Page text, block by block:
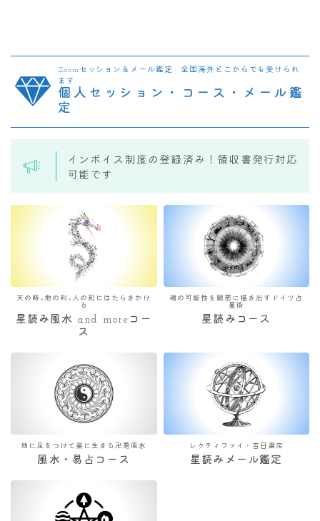
Zoomセッション＆メール鑑定 全国海外どこからでも受けられ
ます
個人セッション・コース・メール鑑
定
インボイス制度の登録済み！領収書発行対応
可能です
天の時×地の利×人の和にはたらきかけ
る
星読み風水 and moreコー
ス
魂の可能性を緻密に描き出すドイツ占
星術
星読みコース
地に足をつけて楽に生きる卍易風水
風水・易占コース
レクティファイ・吉日選定
星読みメール鑑定